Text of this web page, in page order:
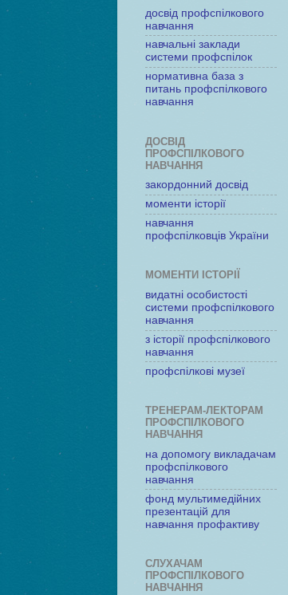
досвід профспілкового
навчання
навчальні заклади
системи профспілок
нормативна база з
питань профспілкового
навчання
ДОСВІД
ПРОФСПІЛКОВОГО
НАВЧАННЯ
закордонний досвід
моменти історії
навчання
профспілковців України
МОМЕНТИ ІСТОРІЇ
видатні особистості
системи профспілкового
навчання
з історії профспілкового
навчання
профспілкові музеї
ТРЕНЕРАМ-ЛЕКТОРАМ
ПРОФСПІЛКОВОГО
НАВЧАННЯ
на допомогу викладачам
профспілкового
навчання
фонд мультимедійних
презентацій для
навчання профактиву
СЛУХАЧАМ
ПРОФСПІЛКОВОГО
НАВЧАННЯ